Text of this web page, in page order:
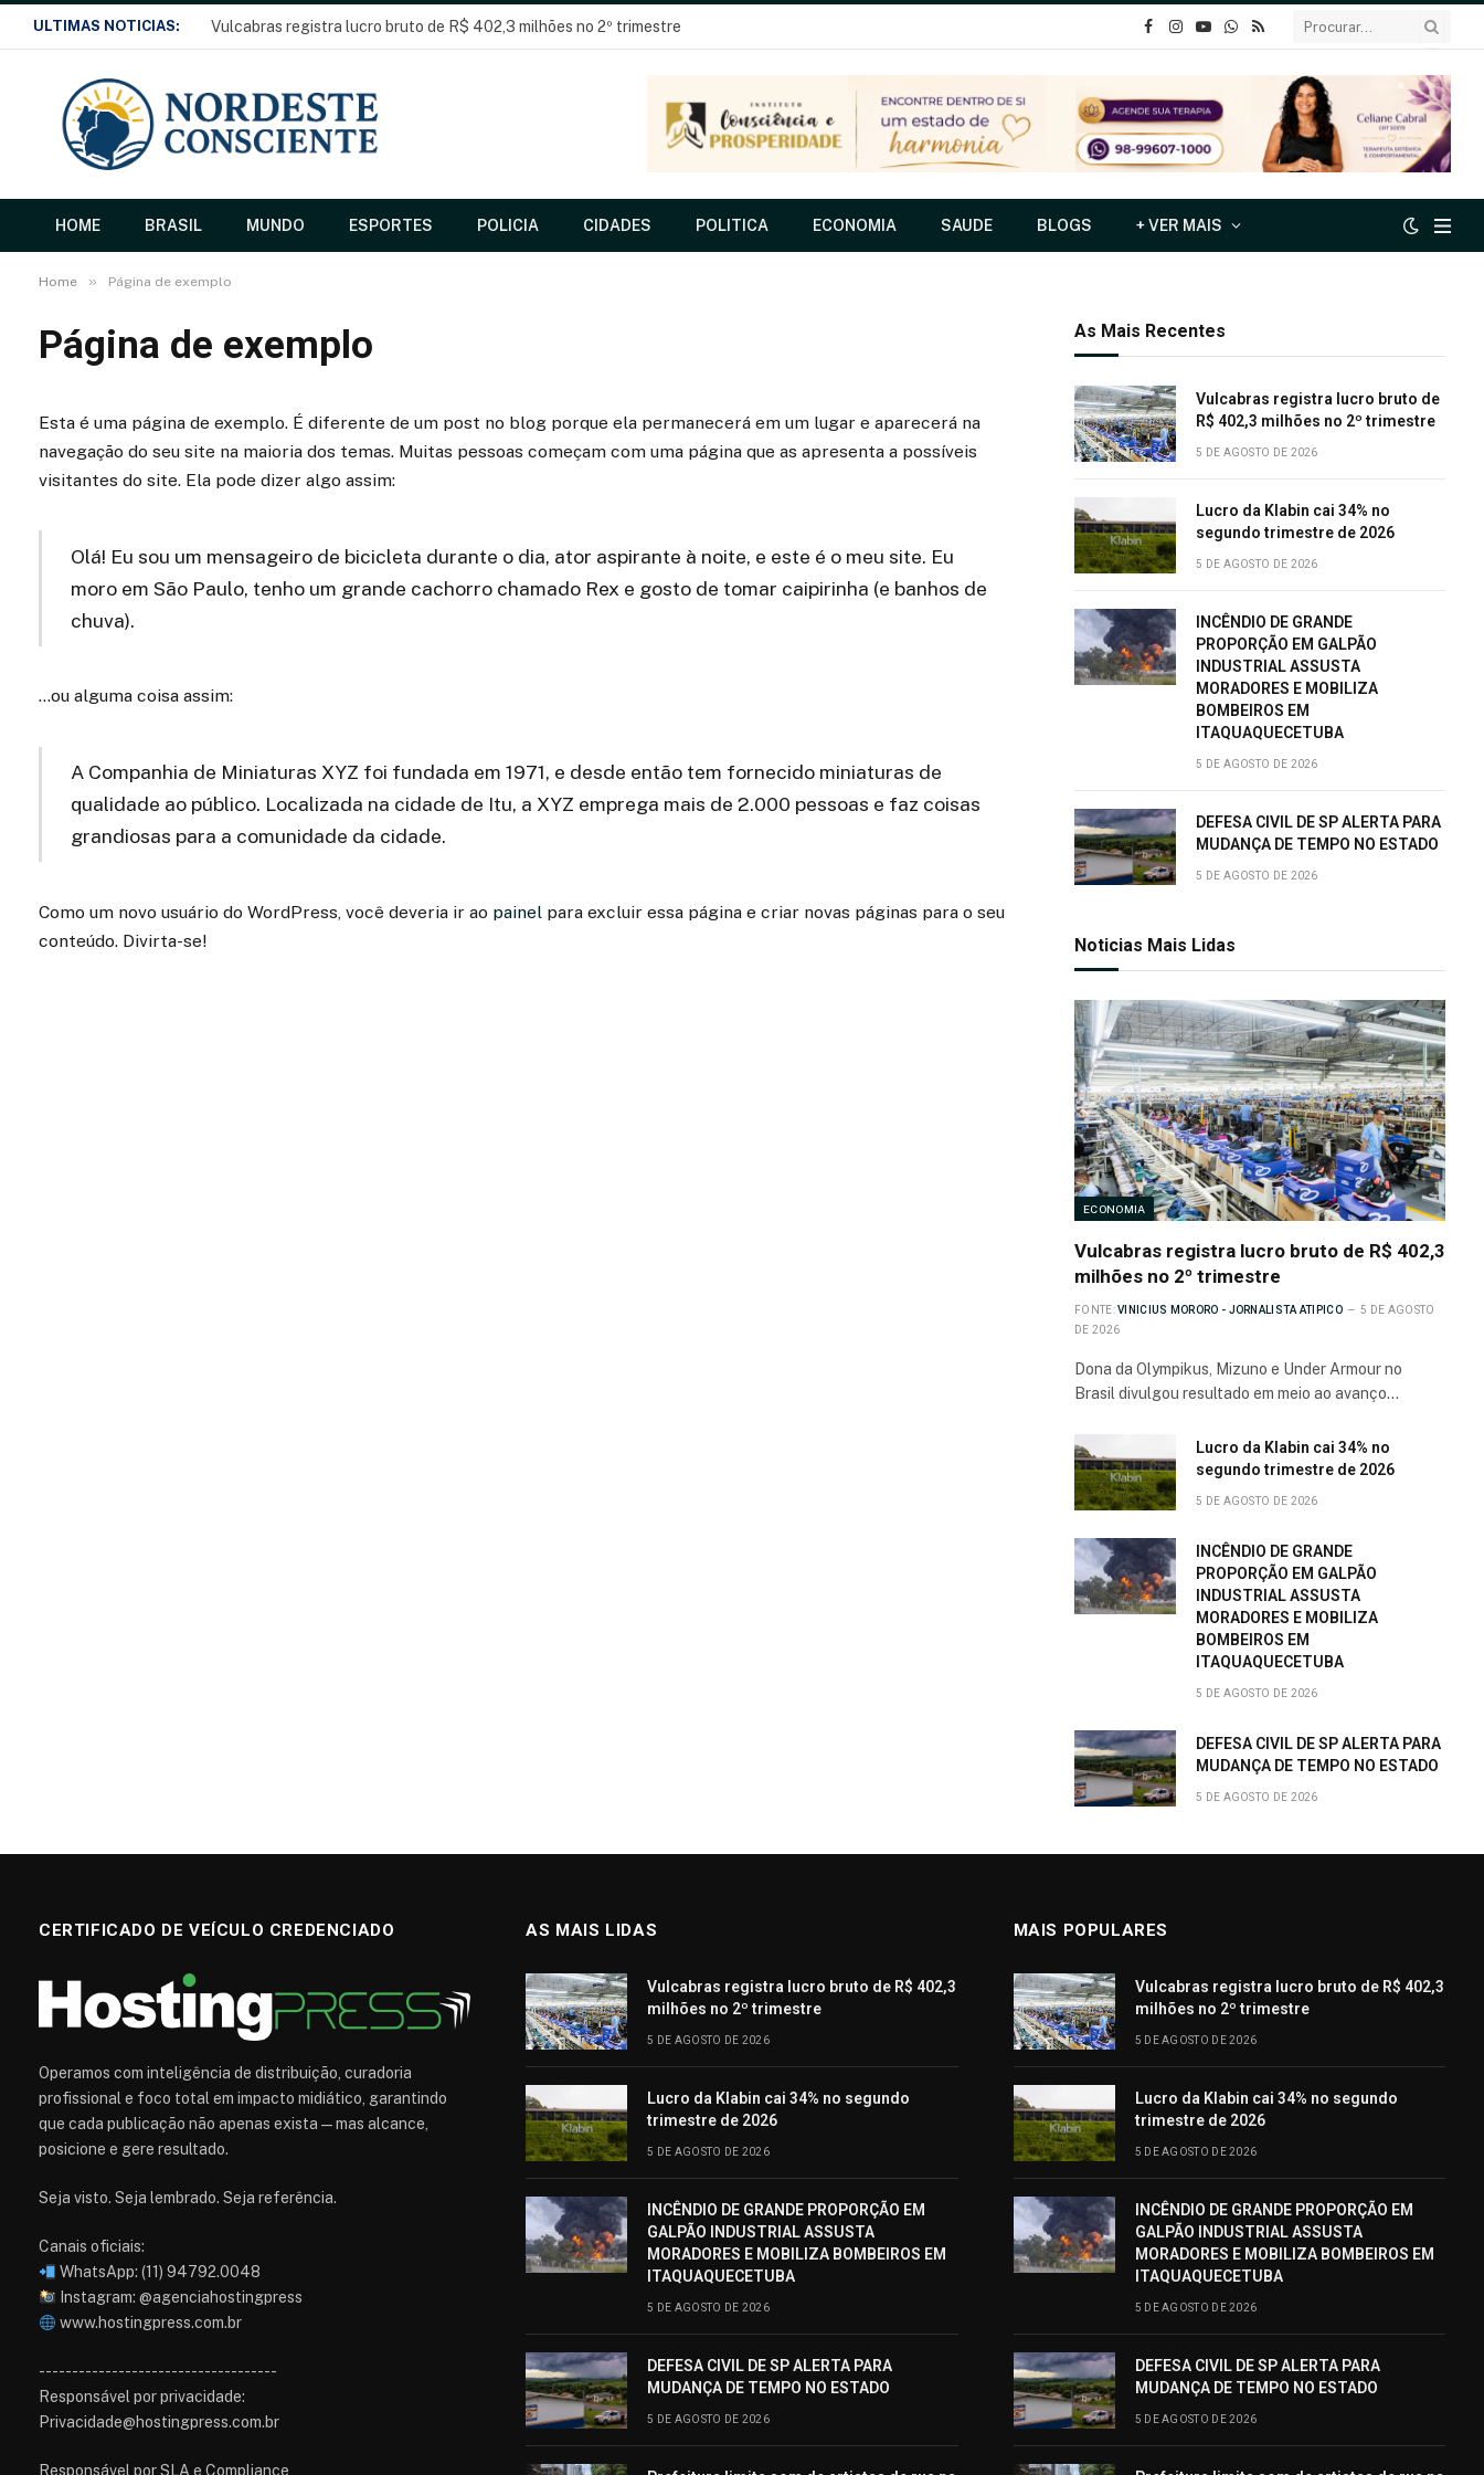
ULTIMAS NOTICIAS: Vulcabras registra lucro bruto de R$ 402,3 milhões no 2º trimestre
o
Instagram
YouTube
Whatsapp
RSS
HOME BRASIL MUNDO ESPORTES POLICIA CIDADES POLITICA ECONOMIA SAUDE BLOGS + VER MAIS
Home » Página de exemplo
Página de exemplo
Esta é uma página de exemplo. É diferente de um post no blog porque ela permanecerá em um lugar e aparecerá na
navegação do seu site na maioria dos temas. Muitas pessoas começam com uma página que as apresenta a possíveis
visitantes do site. Ela pode dizer algo assim:
Olá! Eu sou um mensageiro de bicicleta durante o dia, ator aspirante à noite, e este é o meu site. Eu
moro em São Paulo, tenho um grande cachorro chamado Rex e gosto de tomar caipirinha (e banhos de
chuva).
…ou alguma coisa assim:
A Companhia de Miniaturas XYZ foi fundada em 1971, e desde então tem fornecido miniaturas de
qualidade ao público. Localizada na cidade de Itu, a XYZ emprega mais de 2.000 pessoas e faz coisas
grandiosas para a comunidade da cidade.
Como um novo usuário do WordPress, você deveria ir ao painel para excluir essa página e criar novas páginas para o seu
conteúdo. Divirta-se!
As Mais Recentes
Vulcabras registra lucro bruto de
R$ 402,3 milhões no 2º trimestre
5 DE AGOSTO DE 2026
Lucro da Klabin cai 34% no
segundo trimestre de 2026
5 DE AGOSTO DE 2026
INCÊNDIO DE GRANDE
PROPORÇÃO EM GALPÃO
INDUSTRIAL ASSUSTA
MORADORES E MOBILIZA
BOMBEIROS EM
ITAQUAQUECETUBA
5 DE AGOSTO DE 2026
DEFESA CIVIL DE SP ALERTA PARA
MUDANÇA DE TEMPO NO ESTADO
5 DE AGOSTO DE 2026
Noticias Mais Lidas
ECONOMIA
Vulcabras registra lucro bruto de R$ 402,3
milhões no 2º trimestre
FONTE: VINICIUS MORORO - JORNALISTA ATIPICO
5 DE AGOSTO
DE 2026
Dona da Olympikus, Mizuno e Under Armour no
Brasil divulgou resultado em meio ao avanço…
Lucro da Klabin cai 34% no
segundo trimestre de 2026
5 DE AGOSTO DE 2026
INCÊNDIO DE GRANDE
PROPORÇÃO EM GALPÃO
INDUSTRIAL ASSUSTA
MORADORES E MOBILIZA
BOMBEIROS EM
ITAQUAQUECETUBA
5 DE AGOSTO DE 2026
DEFESA CIVIL DE SP ALERTA PARA
MUDANÇA DE TEMPO NO ESTADO
5 DE AGOSTO DE 2026
CERTIFICADO DE VEÍCULO CREDENCIADO
Operamos com inteligência de distribuição, curadoria
profissional e foco total em impacto midiático, garantindo
que cada publicação não apenas exista — mas alcance,
posicione e gere resultado.
Seja visto. Seja lembrado. Seja referência.
Canais oficiais:
WhatsApp: (11) 94792.0048
Instagram: @agenciahostingpress
www.hostingpress.com.br⁠
------------------------------------
Responsável por privacidade:
Privacidade@hostingpress.com.br
Responsável por SLA e Compliance
AS MAIS LIDAS
Vulcabras registra lucro bruto de R$ 402,3
milhões no 2º trimestre
5 DE AGOSTO DE 2026
Lucro da Klabin cai 34% no segundo
trimestre de 2026
5 DE AGOSTO DE 2026
INCÊNDIO DE GRANDE PROPORÇÃO EM
GALPÃO INDUSTRIAL ASSUSTA
MORADORES E MOBILIZA BOMBEIROS EM
ITAQUAQUECETUBA
5 DE AGOSTO DE 2026
DEFESA CIVIL DE SP ALERTA PARA
MUDANÇA DE TEMPO NO ESTADO
5 DE AGOSTO DE 2026
MAIS POPULARES
Vulcabras registra lucro bruto de R$ 402,3
milhões no 2º trimestre
5 DE AGOSTO DE 2026
Lucro da Klabin cai 34% no segundo
trimestre de 2026
5 DE AGOSTO DE 2026
INCÊNDIO DE GRANDE PROPORÇÃO EM
GALPÃO INDUSTRIAL ASSUSTA
MORADORES E MOBILIZA BOMBEIROS EM
ITAQUAQUECETUBA
5 DE AGOSTO DE 2026
DEFESA CIVIL DE SP ALERTA PARA
MUDANÇA DE TEMPO NO ESTADO
5 DE AGOSTO DE 2026